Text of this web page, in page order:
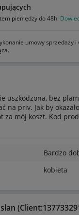
pieniędzy do 48h.
umowy sprzedaży i
uszkodzona, bez
na priv. Jak by
za mój koszt. Kod
Bardzo
kobieta